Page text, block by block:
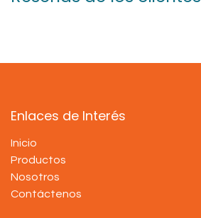
Enlaces de Interés
Inicio
Productos
Nosotros
Contáctenos